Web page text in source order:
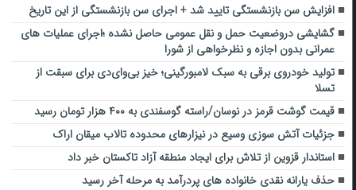
افزایش سن بازنشستگی تایید شد + اجرای سن بازنشستگی از این تاریخ
گشایشی دروضعیت حمل و نقل عمومی حاصل نشده ؛اجرای عملیات های
عمرانی بدون اجازه و نظرخواهی از شورا
تولید خودروی برقی به سبک لامبورگینی؛ خیز بی‌وای‌دی برای سبقت از
تسلا
قیمت گوشت قرمز در نوسان/راسته گوسفندی به ۴۰۰ هزار تومان رسید
جزئیات آتش سوزی وسیع در نیزار‌های محدوده تالاب میقان اراک
استاندار قزوین از تلاش برای ایجاد منطقه آزاد تاکستان خبر داد
حذف یارانه نقدی خانواده‌ های پردرآمد به مرحله آخر رسید